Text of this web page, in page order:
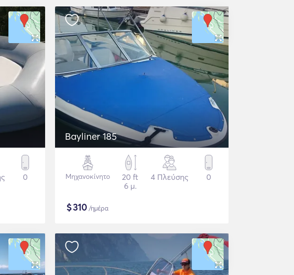
0
Bayliner 185
Μηχανοκίνητο
20 ft
6 μ.
4 Πλεύσης 0
$310 /ημέρα